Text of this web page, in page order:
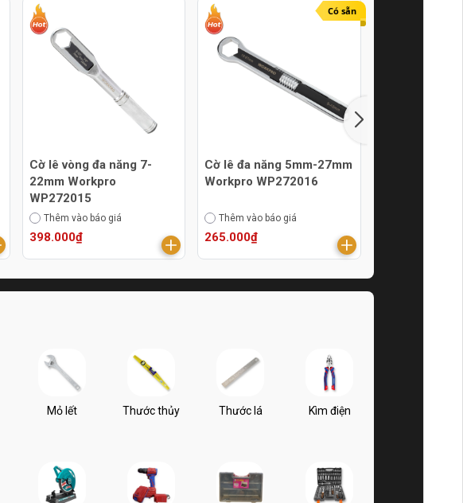
Cờ lê vòng đa năng 7-
22mm Workpro
WP272015
Thêm vào báo giá
398.000₫
Có sẵn
Cờ lê đa năng 5mm-27mm
Workpro WP272016
Thêm vào báo giá
265.000₫
Mỏ lết Thước thủy Thước lá Kìm điện